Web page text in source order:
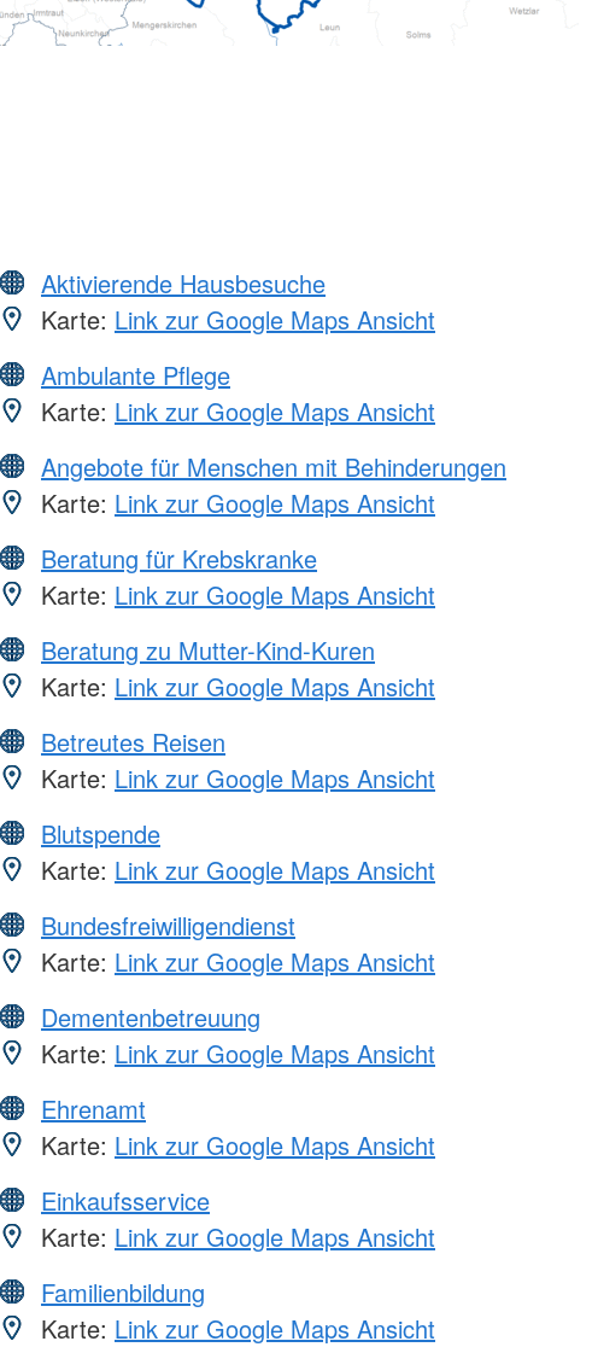
Aktivierende Hausbesuche
Karte: Link zur Google Maps Ansicht
Ambulante Pflege
Karte: Link zur Google Maps Ansicht
Angebote für Menschen mit Behinderungen
Karte: Link zur Google Maps Ansicht
Beratung für Krebskranke
Karte: Link zur Google Maps Ansicht
Beratung zu Mutter-Kind-Kuren
Karte: Link zur Google Maps Ansicht
Betreutes Reisen
Karte: Link zur Google Maps Ansicht
Blutspende
Karte: Link zur Google Maps Ansicht
Bundesfreiwilligendienst
Karte: Link zur Google Maps Ansicht
Dementenbetreuung
Karte: Link zur Google Maps Ansicht
Ehrenamt
Karte: Link zur Google Maps Ansicht
Einkaufsservice
Karte: Link zur Google Maps Ansicht
Familienbildung
Karte: Link zur Google Maps Ansicht